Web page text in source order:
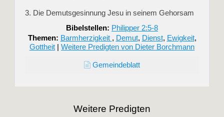
3. Die Demutsgesinnung Jesu in seinem Gehorsam
Bibelstellen: Philipper 2:5-8
Themen: Barmherzigkeit , Demut, Dienst, Ewigkeit,
Gottheit | Weitere Predigten von Dieter Borchmann
Gemeindeblatt
Weitere Predigten